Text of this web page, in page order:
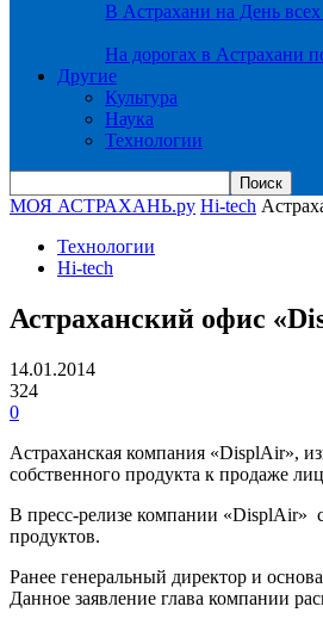
В Астрахани на День
На дорогах в Астрахани
Другие
Культура
Наука
Технологии
МОЯ АСТРАХАНЬ.ру Hi-tech
Технологии
Hi-tech
Астраханский офис
14.01.2014
324
0
Астраханская компания «DisplAir»,
собственного продукта к продаже
В пресс-релизе компании «DisplAir»
продуктов.
Ранее генеральный директор и
Данное заявление глава компании